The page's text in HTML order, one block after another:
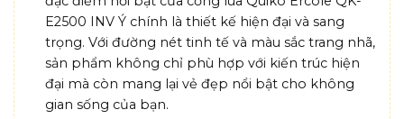
E2500 INV Ý chính là thiết kế hiện đại và sang
trọng. Với đường nét tinh tế và màu sắc trang nhã,
sản phẩm không chỉ phù hợp với kiến trúc hiện
đại mà còn mang lại vẻ đẹp nổi bật cho không
gian sống của bạn.